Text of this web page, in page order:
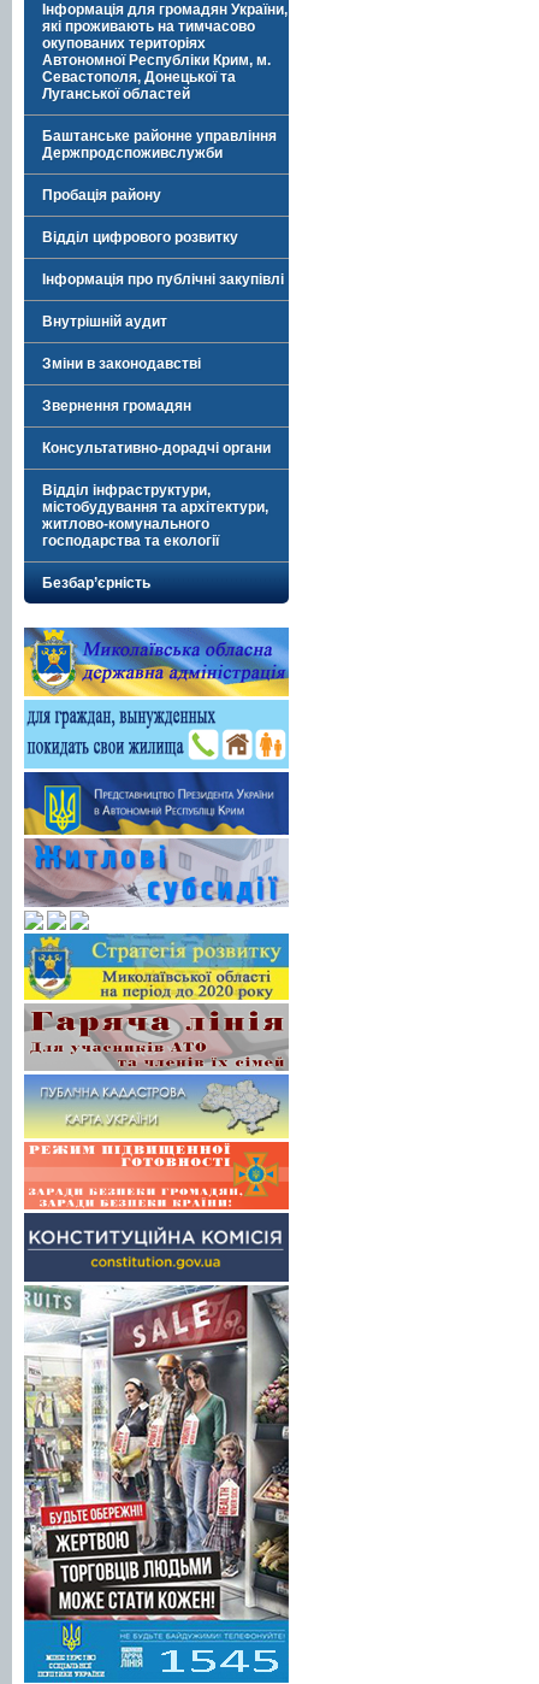
Інформація для громадян України,
які проживають на тимчасово
окупованих територіях
Автономної Республіки Крим, м.
Севастополя, Донецької та
Луганської областей
Баштанське районне управління
Держпродспоживслужби
Пробація району
Відділ цифрового розвитку
Інформація про публічні закупівлі
Внутрішній аудит
Зміни в законодавстві
Звернення громадян
Консультативно-дорадчі органи
Відділ інфраструктури,
містобудування та архітектури,
житлово-комунального
господарства та екології
Безбар’єрність